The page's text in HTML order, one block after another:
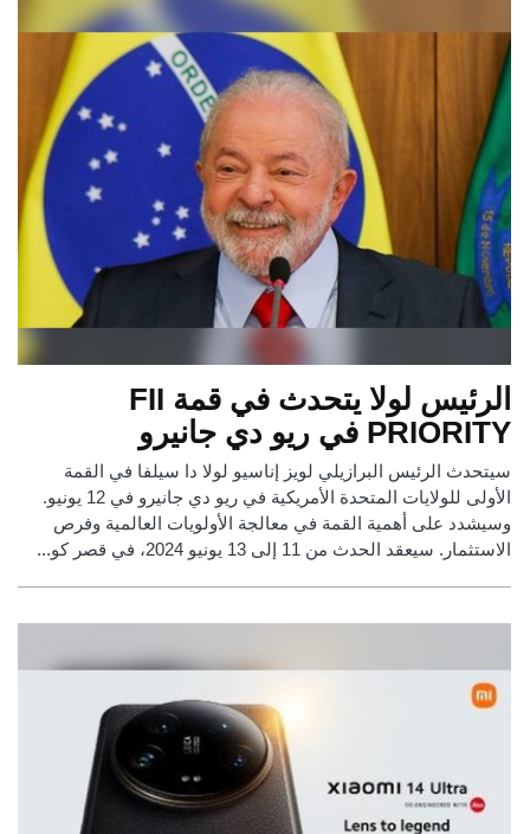
الرئيس لولا يتحدث في قمة FII
PRIORITY في ريو دي جانيرو
سيتحدث الرئيس البرازيلي لويز إناسيو لولا دا سيلفا في القمة
الأولى للولايات المتحدة الأمريكية في ريو دي جانيرو في 12 يونيو.
وسيشدد على أهمية القمة في معالجة الأولويات العالمية وفرص
الاستثمار. سيعقد الحدث من 11 إلى 13 يونيو 2024، في قصر كو...